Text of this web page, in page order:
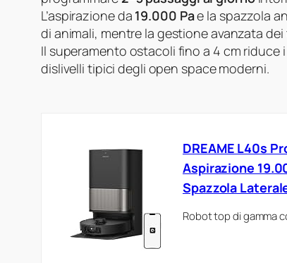
L’aspirazione da 19.000 Pae la spazzola
di animali, mentre la gestione avanzata
Il superamento ostacoli fino a 4 cm
dislivelli tipici degli open space moderni.
DREAME L40s
Aspirazione
Spazzola
Robot top di gamma